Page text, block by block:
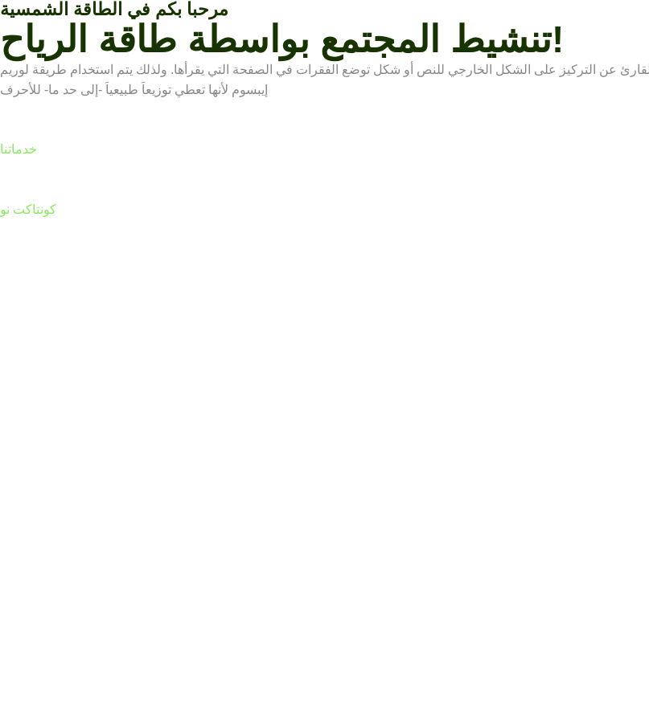
مرحبا بكم في الطاقة الشمسية
تنشيط المجتمع بواسطة طاقة الرياح!
عن التركيز على الشكل الخارجي للنص أو شكل توضع الفقرات في الصفحة التي يقرأها. ولذلك يتم استخدام طريقة لوريم
إيبسوم لأنها تعطي توزيعاَ طبيعياَ -إلى حد ما- للأحرف
خدماتنا
كونتاكت نو